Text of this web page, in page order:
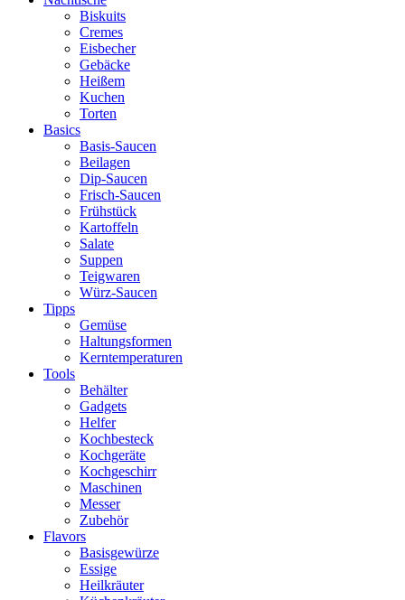
Biskuits
Cremes
Eisbecher
Gebäcke
Heißem
Kuchen
Torten
Basics
Basis-Saucen
Beilagen
Dip-Saucen
Frisch-Saucen
Frühstück
Kartoffeln
Salate
Suppen
Teigwaren
Würz-Saucen
Tipps
Gemüse
Haltungsformen
Kerntemperaturen
Tools
Behälter
Gadgets
Helfer
Kochbesteck
Kochgeräte
Kochgeschirr
Maschinen
Messer
Zubehör
Flavors
Basisgewürze
Essige
Heilkräuter